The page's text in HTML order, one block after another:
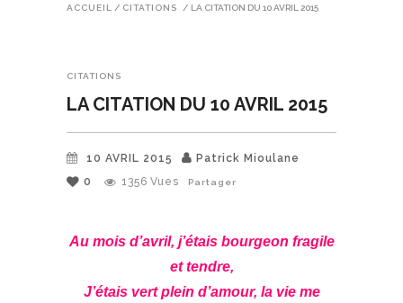
ACCUEIL / CITATIONS / LA CITATION DU 10 AVRIL 2015
CITATIONS
LA CITATION DU 10 AVRIL 2015
10 AVRIL 2015
Patrick Mioulane
0
1356 Vues Partager
Au mois d’avril, j’étais bourgeon fragile
et tendre,
J’étais vert plein d’amour, la vie me